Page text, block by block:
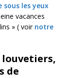
les yeux
vacances
» ( voir notre
de